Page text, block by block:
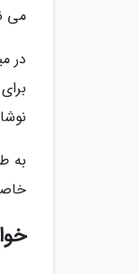
می
در
به
خواص